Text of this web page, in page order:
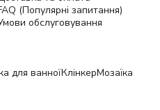
(Популярні запитання)
обслуговування
для ванноїКлінкерМозаїка